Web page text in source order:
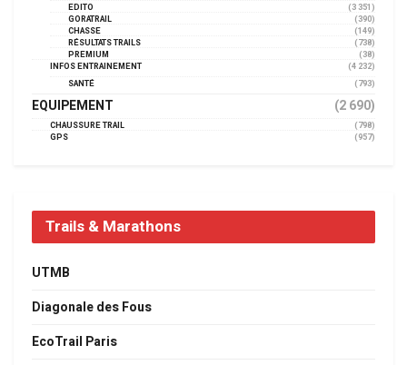
EDITO
(3 351)
GORATRAIL
(390)
CHASSE
(149)
RÉSULTATS TRAILS
(738)
PREMIUM
(38)
INFOS ENTRAINEMENT
(4 232)
SANTÉ
(793)
EQUIPEMENT (2 690)
CHAUSSURE TRAIL
(798)
GPS
(957)
Trails & Marathons
UTMB
Diagonale des Fous
EcoTrail Paris